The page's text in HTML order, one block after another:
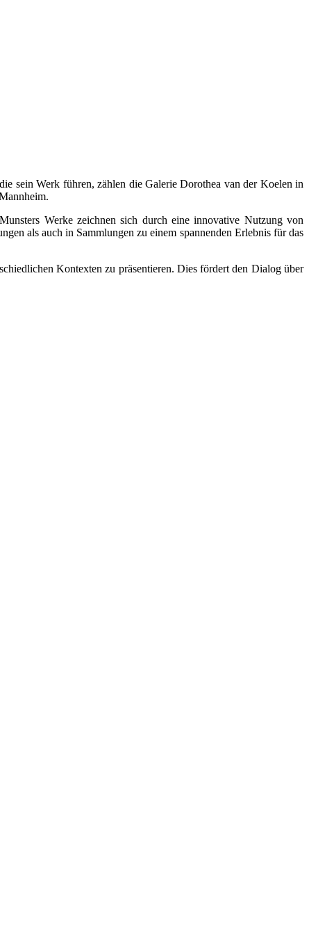
sein Werk führen, zählen die Galerie Dorothea van der Koelen in
Werke zeichnen sich durch eine innovative Nutzung von
als auch in Sammlungen zu einem spannenden Erlebnis für das
Kontexten zu präsentieren. Dies fördert den Dialog über